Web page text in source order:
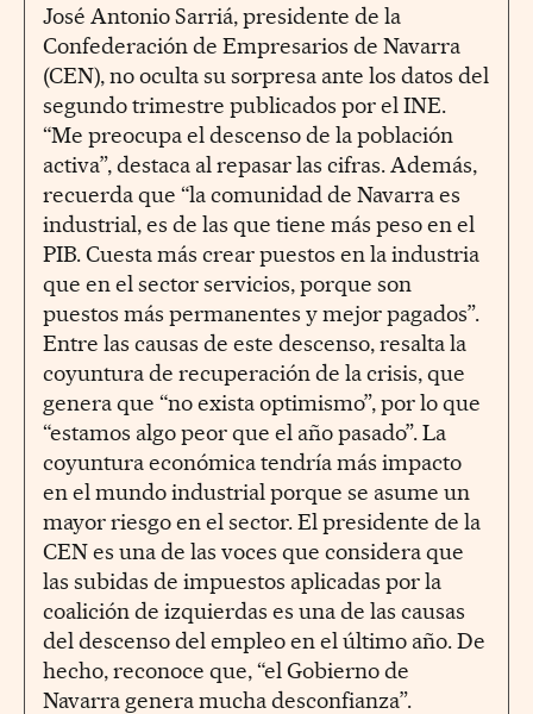
José Antonio Sarriá, presidente de la
Confederación de Empresarios de Navarra
(CEN), no oculta su sorpresa ante los datos del
segundo trimestre publicados por el INE.
“Me preocupa el descenso de la población
activa”, destaca al repasar las cifras. Además,
recuerda que “la comunidad de Navarra es
industrial, es de las que tiene más peso en el
PIB. Cuesta más crear puestos en la industria
que en el sector servicios, porque son
puestos más permanentes y mejor pagados”.
Entre las causas de este descenso, resalta la
coyuntura de recuperación de la crisis, que
genera que “no exista optimismo”, por lo que
“estamos algo peor que el año pasado”. La
coyuntura económica tendría más impacto
en el mundo industrial porque se asume un
mayor riesgo en el sector. El presidente de la
CEN es una de las voces que considera que
las subidas de impuestos aplicadas por la
coalición de izquierdas es una de las causas
del descenso del empleo en el último año. De
hecho, reconoce que, “el Gobierno de
Navarra genera mucha desconfianza”.